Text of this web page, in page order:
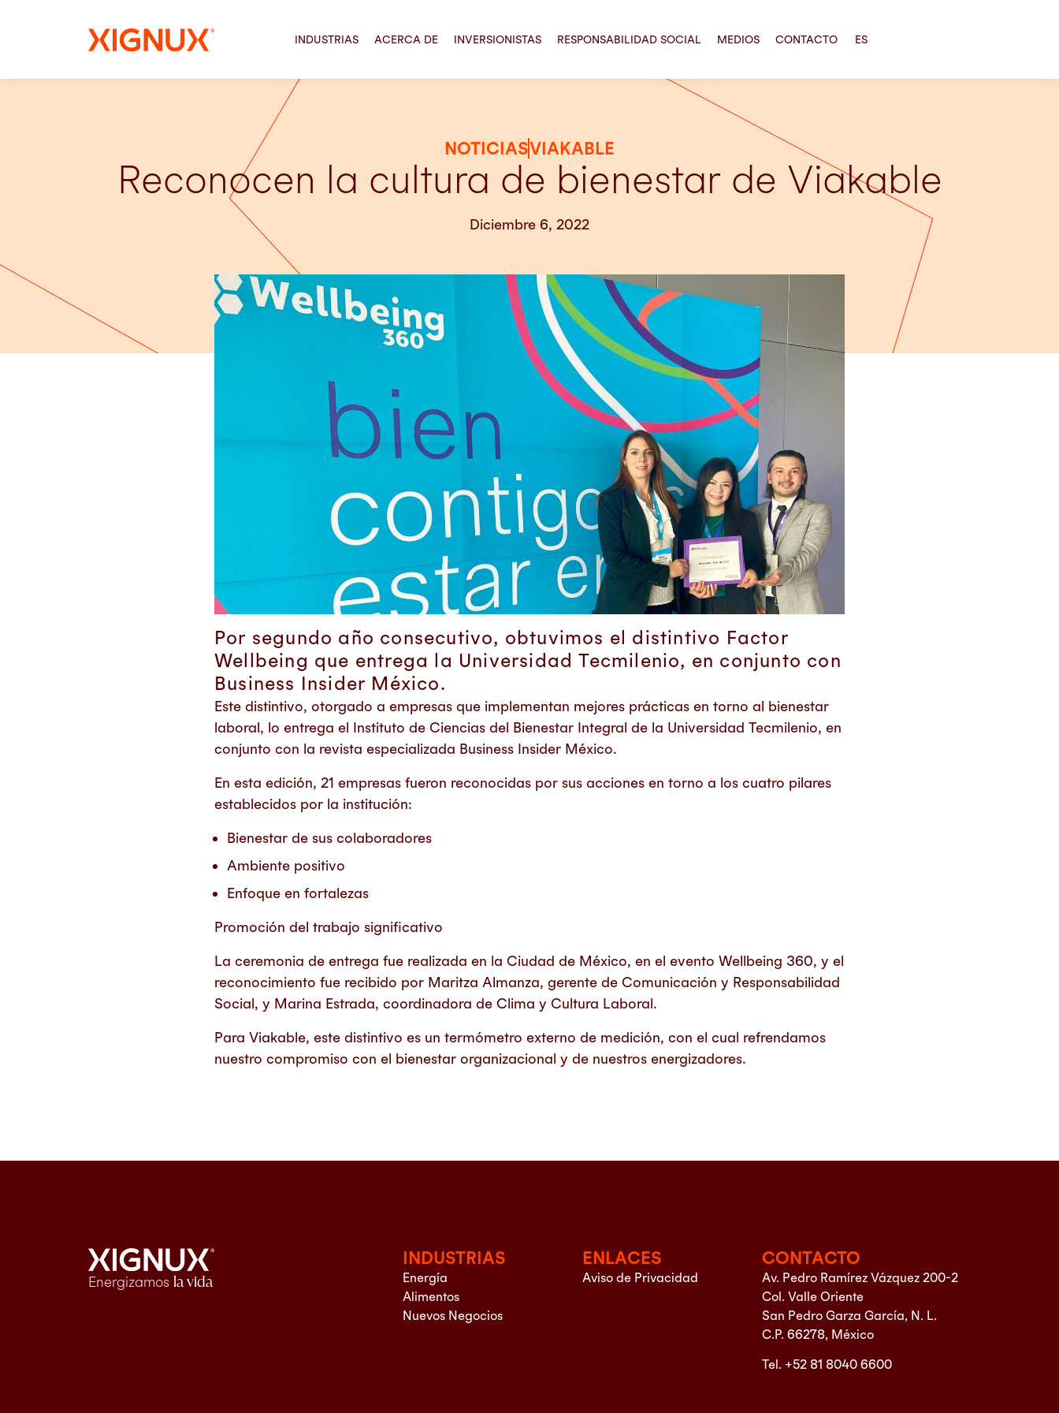
INDUSTRIAS ACERCA DE INVERSIONISTAS RESPONSABILIDAD SOCIAL MEDIOS CONTACTO ES
NOTICIASVIAKABLE
Reconocen la cultura de bienestar de Viakable
Diciembre 6, 2022
Por segundo año consecutivo, obtuvimos el distintivo Factor
Wellbeing que entrega la Universidad Tecmilenio, en conjunto con
Business Insider México.
Este distintivo, otorgado a empresas que implementan mejores prácticas en torno al bienestar
laboral, lo entrega el Instituto de Ciencias del Bienestar Integral de la Universidad Tecmilenio, en
conjunto con la revista especializada Business Insider México.
En esta edición, 21 empresas fueron reconocidas por sus acciones en torno a los cuatro pilares
establecidos por la institución:
Bienestar de sus colaboradores
Ambiente positivo
Enfoque en fortalezas
Promoción del trabajo significativo
La ceremonia de entrega fue realizada en la Ciudad de México, en el evento Wellbeing 360, y el
reconocimiento fue recibido por Maritza Almanza, gerente de Comunicación y Responsabilidad
Social, y Marina Estrada, coordinadora de Clima y Cultura Laboral.
Para Viakable, este distintivo es un termómetro externo de medición, con el cual refrendamos
nuestro compromiso con el bienestar organizacional y de nuestros energizadores.
Energizamos la vida
INDUSTRIAS
Energía
Alimentos
Nuevos Negocios
ENLACES
Aviso de Privacidad
CONTACTO
Av. Pedro Ramírez Vázquez 200-2
Col. Valle Oriente
San Pedro Garza García, N. L.
C.P. 66278, México
Tel. +52 81 8040 6600